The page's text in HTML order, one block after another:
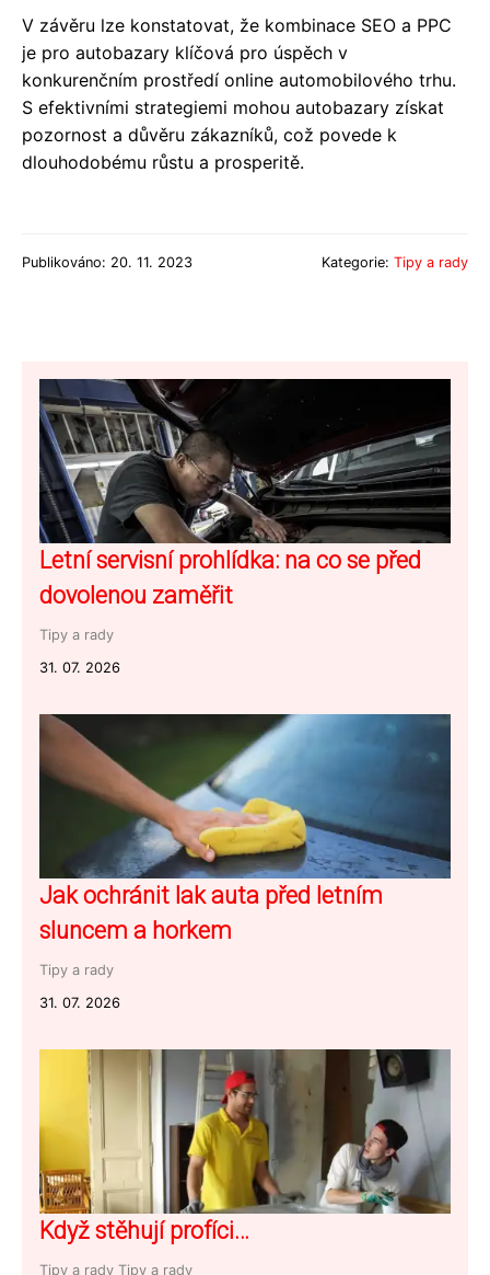
V závěru lze konstatovat, že kombinace SEO a PPC
je pro autobazary klíčová pro úspěch v
konkurenčním prostředí online automobilového trhu.
S efektivními strategiemi mohou autobazary získat
pozornost a důvěru zákazníků, což povede k
dlouhodobému růstu a prosperitě.
Publikováno: 20. 11. 2023 Kategorie: Tipy a rady
Letní servisní prohlídka: na co se před
dovolenou zaměřit
Tipy a rady
31. 07. 2026
Jak ochránit lak auta před letním
sluncem a horkem
Tipy a rady
31. 07. 2026
Když stěhují profíci…
Tipy a rady Tipy a rady